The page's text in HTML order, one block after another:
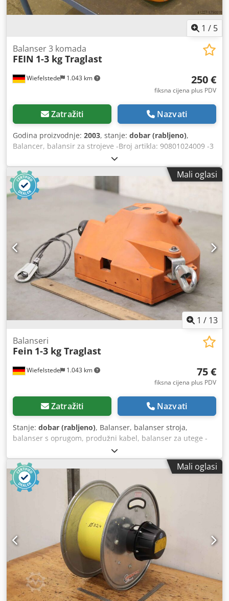
1 / 5
Wiefelstede 1.043 km
Balanser 3 komada
FEIN 1-3 kg Traglast
250 €
fiksna cijena plus PDV
Zatražiti Nazvati
Godina proizvodnje: 2003, stanje: dobar (rabljeno),
Balancer, balansir za strojeve -Broj artikla: 90801024009 -3
komada: s kacigama na šinama, valjcima i priključnim
kabelom -Nosivost po komadu: 1-3 kg Crsdpsb A Rzcsfx Ah
Eof -Dužina užeta: 2 m -Cijena/prodaja: kompletno -Vlastita
težina: 12 kg
Mali oglasi
1 / 13
Wiefelstede 1.043 km
Balanseri
Fein 1-3 kg Traglast
75 €
fiksna cijena plus PDV
Zatražiti Nazvati
Stanje: dobar (rabljeno), Balanser, balanser stroja,
balanser s oprugom, produžni kabel, balanser za utege -
Proizvođač: Fein, balanser opruga balanser Crodpfx
Ahoinwums Ejf -Nosivost: 1-3 kg -Količina: dostupna su 2x
opružna balansera -Cijena: po komadu -Dimenzija:
260/200/135 mm -Gradska težina: 3 kg/kom.
Mali oglasi